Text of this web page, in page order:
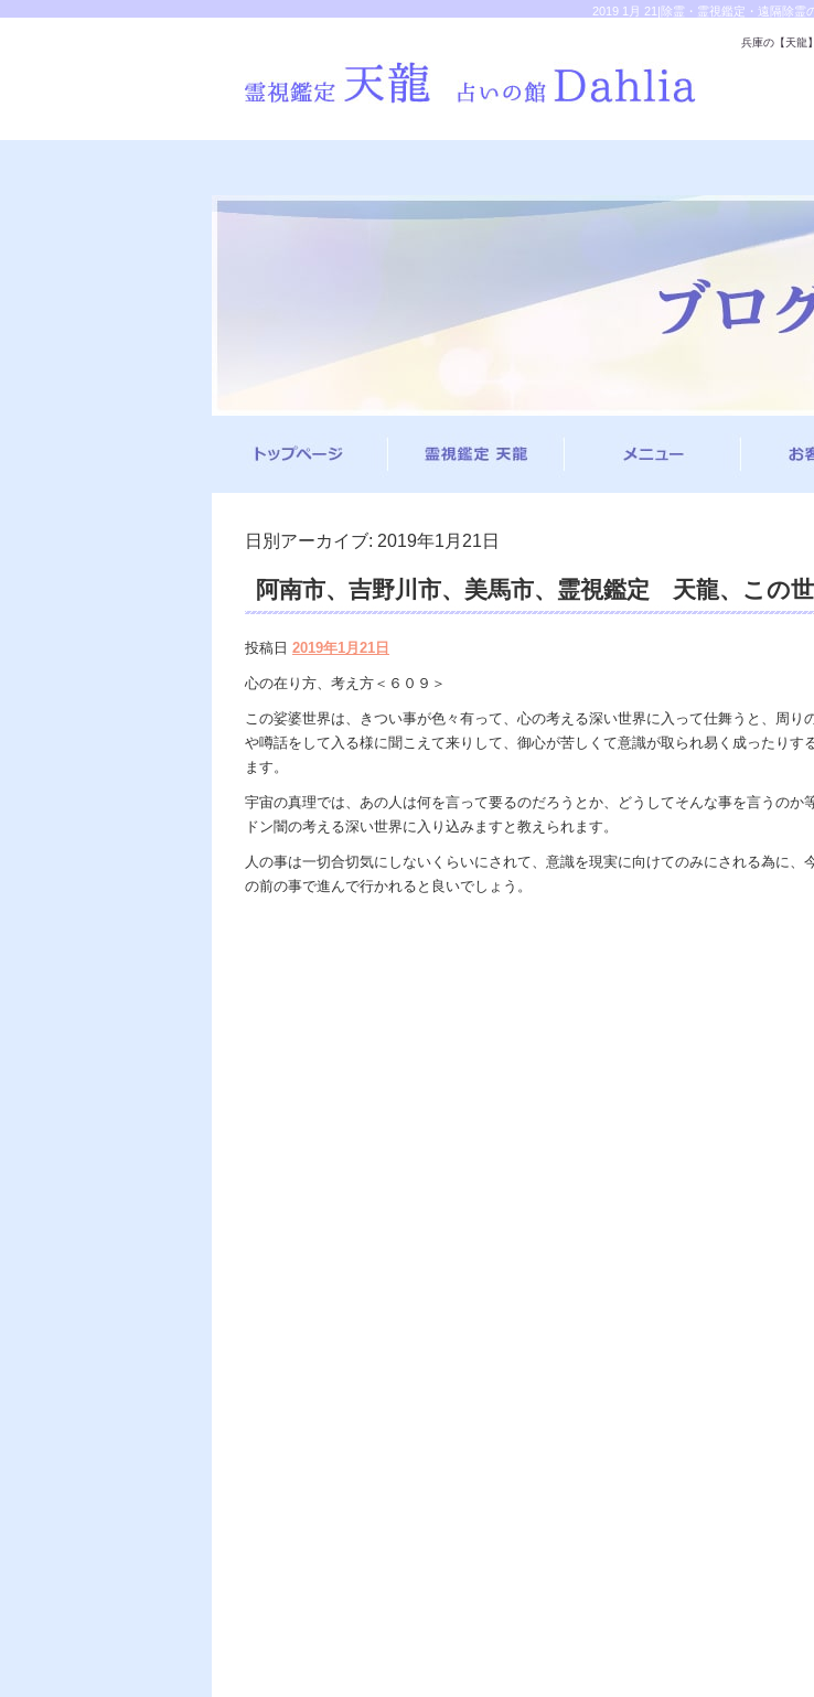
2019 1月 21|除霊・霊視鑑定・遠隔除霊
兵庫の【天龍
日別アーカイブ: 2019年1月21日
阿南市、吉野川市、美馬市、霊視鑑定 天龍、この
投稿日 2019年1月21日
心の在り方、考え方＜６０９＞
この娑婆世界は、きつい事が色々有って、心の考える深い世界に入って仕舞うと、周り
や噂話をして入る様に聞こえて来りして、御心が苦しくて意識が取られ易く成ったりす
ます。
宇宙の真理では、あの人は何を言って要るのだろうとか、どうしてそんな事を言うのか
ドン闇の考える深い世界に入り込みますと教えられます。
人の事は一切合切気にしないくらいにされて、意識を現実に向けてのみにされる為に、
の前の事で進んで行かれると良いでしょう。